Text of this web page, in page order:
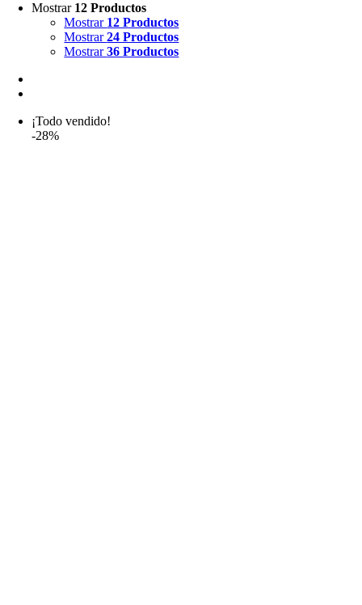
Mostrar 12 Productos
Mostrar 12 Productos
Mostrar24 Productos
Mostrar36 Productos
¡Todo vendido!
-28%